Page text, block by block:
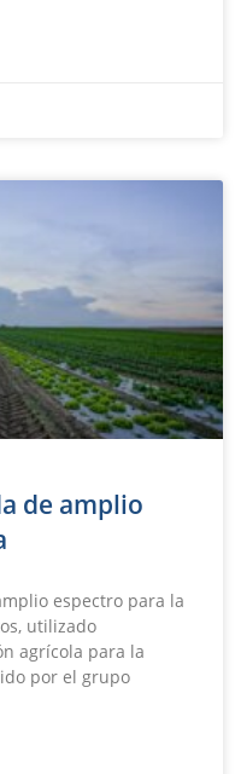
de amplio
espectro para la
utilizado
agrícola para la
por el grupo